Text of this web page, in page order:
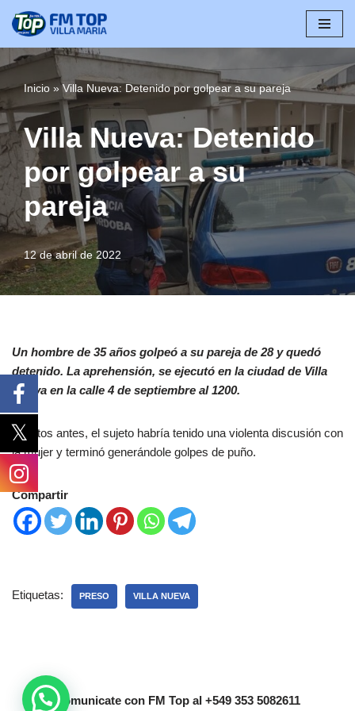
al
contenido
Inicio »Villa Nueva: Detenido por golpear a su pareja
Villa Nueva: Detenido
por golpear a su
pareja
12 de abril de 2022
Un hombre de 35 años golpeó a su pareja de 28 y quedó
detenido. La aprehensión, se ejecutó en la ciudad de Villa
Nueva en la calle 4 de septiembre al 1200.
Minutos antes, el sujeto habría tenido una violenta discusión con
la mujer y terminó generándole golpes de puño.
Compartir
Etiquetas: PRESO VILLA NUEVA
Comunicate con FM Top al +549 353 5082611